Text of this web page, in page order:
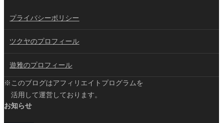
プライバシーポリシー
ツクヤのプロフィール
遊雅のプロフィール
※このブログはアフィリエイトプログラムを
活用して運営しております。
お知らせ